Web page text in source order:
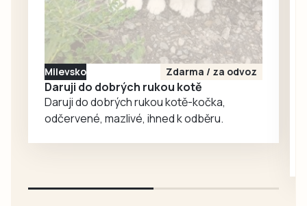
ohlas. Zájem o
medvědy baribaly
vzrostl. Zoo se
proto rozhodla, že
je zájemcům
představí
mnohem…
Milevsko Zdarma / za odvoz
Daruji do dobrých rukou kotě
Daruji do dobrých rukou kotě-kočka,
odčervené, mazlivé, ihned k odběru.